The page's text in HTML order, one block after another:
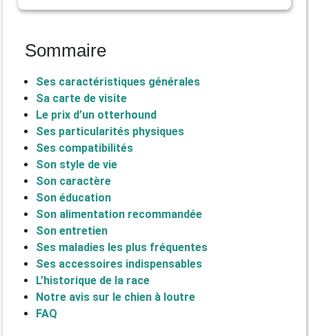
Sommaire
Ses caractéristiques générales
Sa carte de visite
Le prix d’un otterhound
Ses particularités physiques
Ses compatibilités
Son style de vie
Son caractère
Son éducation
Son alimentation recommandée
Son entretien
Ses maladies les plus fréquentes
Ses accessoires indispensables
L’historique de la race
Notre avis sur le chien à loutre
FAQ